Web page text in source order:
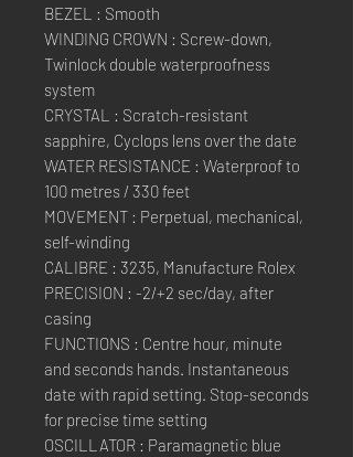
BEZEL : Smooth
WINDING CROWN : Screw-down,
Twinlock double waterproofness
system
CRYSTAL : Scratch-resistant
sapphire, Cyclops lens over the date
WATER RESISTANCE : Waterproof to
100 metres / 330 feet
MOVEMENT : Perpetual, mechanical,
self-winding
CALIBRE : 3235, Manufacture Rolex
PRECISION : -2/+2 sec/day, after
casing
FUNCTIONS : Centre hour, minute
and seconds hands. Instantaneous
date with rapid setting. Stop-seconds
for precise time setting
OSCILLATOR : Paramagnetic blue